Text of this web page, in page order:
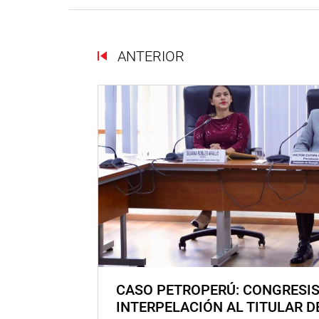
ANTERIOR
CASO PETROPERÚ:
INTERPELACIÓN AL TITULAR